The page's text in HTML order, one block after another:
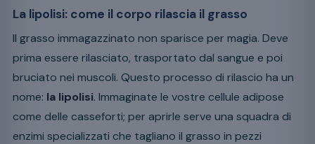
La lipolisi: come il corpo rilascia il grasso
Il grasso immagazzinato non sparisce per magia. Deve
prima essere rilasciato, trasportato dal sangue e poi
bruciato nei muscoli. Questo processo di rilascio ha un
nome: la lipolisi. Immaginate le vostre cellule adipose
come delle casseforti; per aprirle serve una squadra di
enzimi specializzati che tagliano il grasso in pezzi